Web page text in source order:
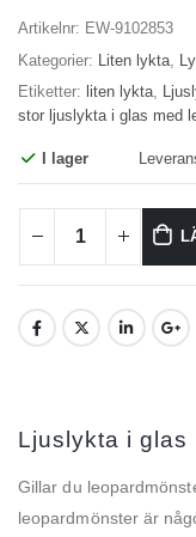
Artikelnr: EW-9102853
Kategorier: Liten lykta
Etiketter: liten lykta,
stor ljuslykta i glas med
I lager
Ljuslykta i glas
Gillar du
leopardmönster är